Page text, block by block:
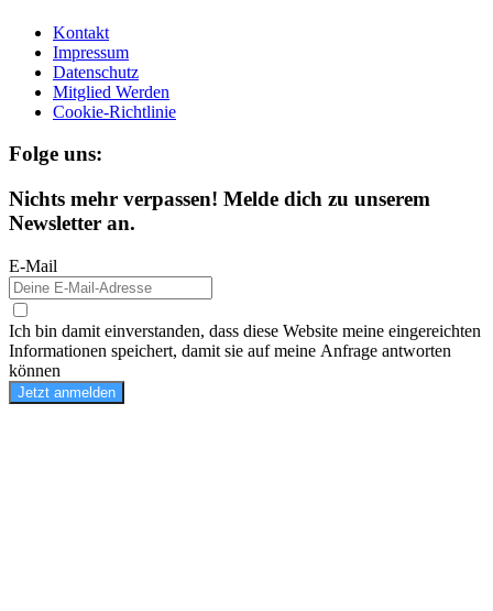
Kontakt
Impressum
Datenschutz
Mitglied Werden
Cookie-Richtlinie
Folge uns:
Nichts mehr verpassen! Melde dich zu unserem
Newsletter an.
E-Mail
Ich bin damit einverstanden, dass diese Website meine eingereichten
Informationen speichert, damit sie auf meine Anfrage antworten
können
Jetzt anmelden